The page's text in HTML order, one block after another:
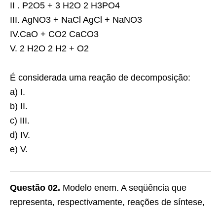
II . P2O5 + 3 H2O 2 H3PO4
III. AgNO3 + NaCl AgCl + NaNO3
IV.CaO + CO2 CaCO3
V. 2 H2O 2 H2 + O2
É considerada uma reação de decomposição:
a) I.
b) II.
c) III.
d) IV.
e) V.
Questão 02. Modelo enem. A seqüência que
representa, respectivamente, reações de síntese,